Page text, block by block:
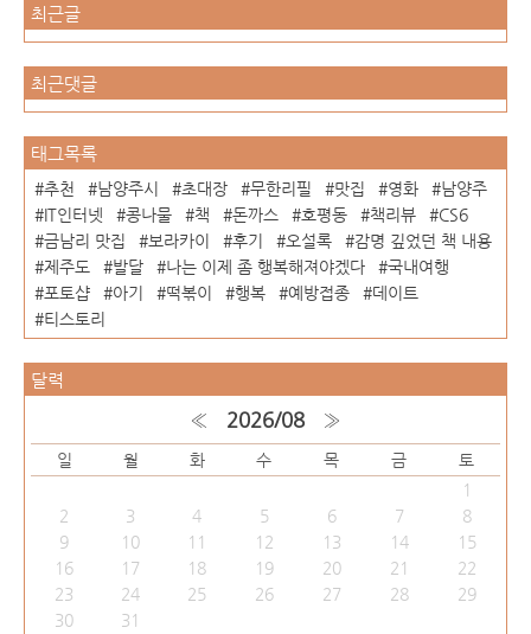
최근글
최근댓글
태그목록
추천 남양주시 초대장 무한리필 맛집 영화
남양주
IT인터넷
콩나물 책 돈까스 호평동 책리뷰
CS6
금남리 맛집
보라카이 후기 오설록
감명 깊었던 책 내용
제주도
발달 나는 이제 좀 행복해져야겠다
국내여행
포토샵
아기 떡볶이 행복 예방접종
데이트
티스토리
달력
« 2026/08 »
일 월 화 수 목 금
토
1
2
3 4 5 6 7
8
9
10 11 12 13 14
15
16
17 18 19 20 21
22
23
24 25 26 27 28
29
30
31